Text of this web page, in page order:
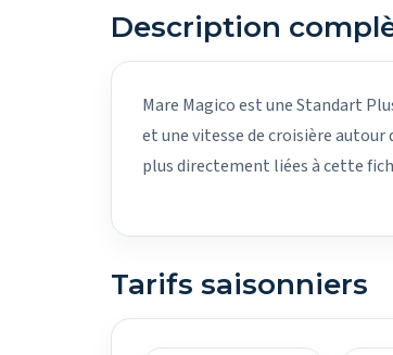
Description
Mare Magico est une Standart
et une vitesse de croisière
plus directement liées à cette
Tarifs saisonniers